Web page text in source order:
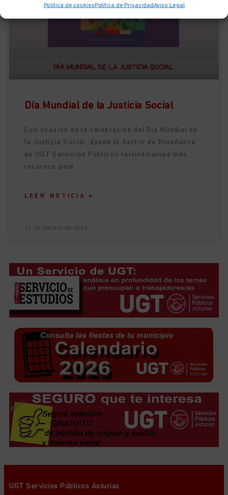
Política de cookies Política de PrivacidadAviso Legal
Día Mundial de la Justicia Social
Con ocasión de la celebración del Día Mundial de
la Justicia Social, desde el Sector de Enseñanza
de UGT Servicios Públicos reivindicamos más
recursos para
LEER NOTICIA »
UGT Servicios Públicos Asturias